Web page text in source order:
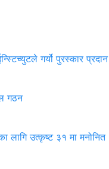
गर्यो पुरस्कार प्रदान
गठन
लागि उत्कृष्ट ३१ मा मनोनित